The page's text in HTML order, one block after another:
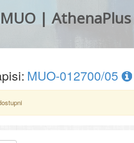
MUO | AthenaPlus
MUO-012700/05